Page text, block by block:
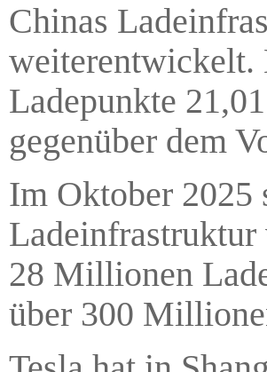
Chinas
weiterentwickelt.
Ladepunkte
gegenüber dem
Im Oktober 2025
Ladeinfrastruktur
28 Millionen
über 300